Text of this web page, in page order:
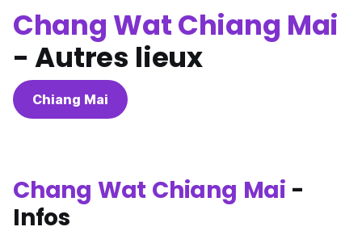
Chang Wat Chiang Mai
- Autres lieux
Chiang Mai
Chang Wat Chiang Mai -
Infos